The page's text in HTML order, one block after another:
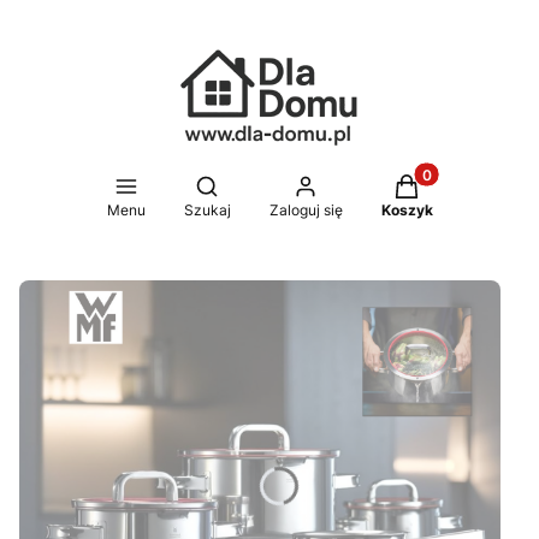
Menu
Otwórz wyszukiwarkę
Szukaj Zaloguj się
Produkty w
Koszyk